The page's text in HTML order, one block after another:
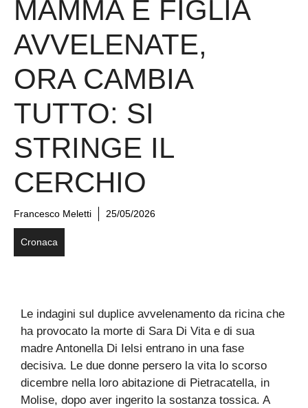
MAMMA E FIGLIA
AVVELENATE,
ORA CAMBIA
TUTTO: SI
STRINGE IL
CERCHIO
Francesco Meletti 25/05/2026
Cronaca
Le indagini sul duplice avvelenamento da ricina che
ha provocato la morte di Sara Di Vita e di sua
madre Antonella Di Ielsi entrano in una fase
decisiva. Le due donne persero la vita lo scorso
dicembre nella loro abitazione di Pietracatella, in
Molise, dopo aver ingerito la sostanza tossica. A